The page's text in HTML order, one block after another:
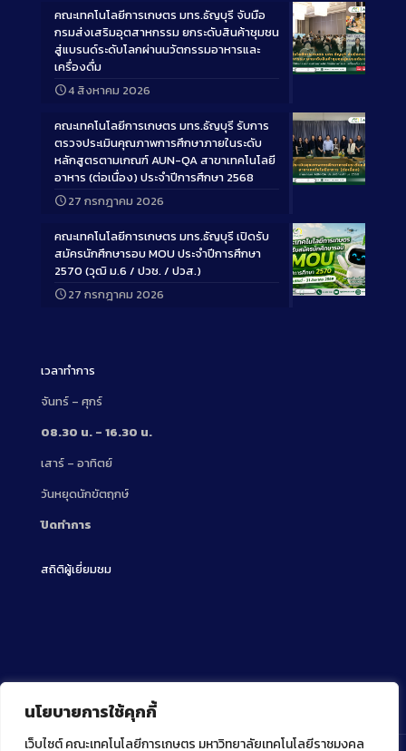
นโยบายการใช้คุกกี้
เว็บไซต์ คณะเทคโนโลยีการเกษตร มหาวิทยาลัยเทคโนโลยีราชมงคล
Long
คณะเทคโนโลยีการเกษตร มทร.ธัญบุรี จับมือ
กรมส่งเสริมอุตสาหกรรม ยกระดับสินค้าชุมชน
สู่แบรนด์ระดับโลกผ่านนวัตกรรมอาหารและ
เครื่องดื่ม
4 สิงหาคม 2026
Long
คณะเทคโนโลยีการเกษตร มทร.ธัญบุรี รับการ
ตรวจประเมินคุณภาพการศึกษาภายในระดับ
หลักสูตรตามเกณฑ์ AUN-QA สาขาเทคโนโลยี
อาหาร (ต่อเนื่อง) ประจำปีการศึกษา 2568
27 กรกฎาคม 2026
Long
คณะเทคโนโลยีการเกษตร มทร.ธัญบุรี เปิดรับ
สมัครนักศึกษารอบ MOU ประจำปีการศึกษา
2570 (วุฒิ ม.6 / ปวช. / ปวส.)
27 กรกฎาคม 2026
เวลาทำการ
จันทร์ – ศุกร์
08.30 น. – 16.30 น.
เสาร์ – อาทิตย์
วันหยุดนักขัตฤกษ์
ปิดทำการ
สถิติผู้เยี่ยมชม